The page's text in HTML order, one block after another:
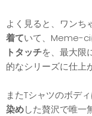
よく見ると、ワンち
着ていて、Meme-ci
トタッチを、最大限
的なシリーズに仕上
またTシャツのボデ
染めした贅沢で唯一